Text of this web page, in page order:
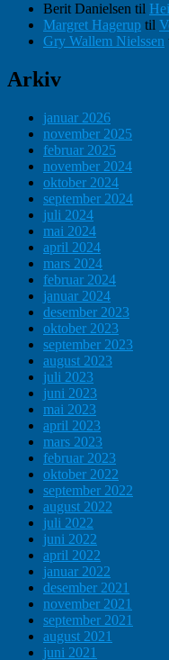
Berit Danielsen til
Margret Hagerup til
Gry Wallem Nielssen
Arkiv
januar 2026
november 2025
februar 2025
november 2024
oktober 2024
september 2024
juli 2024
mai 2024
april 2024
mars 2024
februar 2024
januar 2024
desember 2023
oktober 2023
september 2023
august 2023
juli 2023
juni 2023
mai 2023
april 2023
mars 2023
februar 2023
oktober 2022
september 2022
august 2022
juli 2022
juni 2022
april 2022
januar 2022
desember 2021
november 2021
september 2021
august 2021
juni 2021